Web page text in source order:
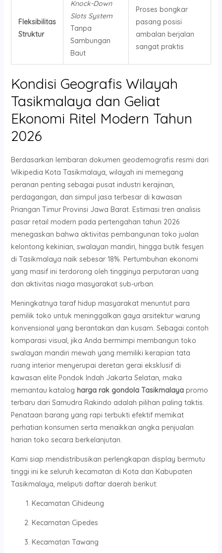
Fleksibilitas
Struktur
Knock-Down
Slots System
Tanpa
Sambungan
Baut
Proses bongkar
pasang posisi
ambalan berjalan
sangat praktis
Kondisi Geografis Wilayah
Tasikmalaya dan Geliat
Ekonomi Ritel Modern Tahun
2026
Berdasarkan lembaran dokumen geodemografis resmi dari
Wikipedia Kota Tasikmalaya, wilayah ini memegang
peranan penting sebagai pusat industri kerajinan,
perdagangan, dan simpul jasa terbesar di kawasan
Priangan Timur Provinsi Jawa Barat. Estimasi tren analisis
pasar retail modern pada pertengahan tahun 2026
menegaskan bahwa aktivitas pembangunan toko jualan
kelontong kekinian, swalayan mandiri, hingga butik fesyen
di Tasikmalaya naik sebesar 18%. Pertumbuhan ekonomi
yang masif ini terdorong oleh tingginya perputaran uang
dan aktivitas niaga masyarakat sub-urban.
Meningkatnya taraf hidup masyarakat menuntut para
pemilik toko untuk meninggalkan gaya arsitektur warung
konvensional yang berantakan dan kusam. Sebagai contoh
komparasi visual, jika Anda bermimpi membangun toko
swalayan mandiri mewah yang memiliki kerapian tata
ruang interior menyerupai deretan gerai eksklusif di
kawasan elite Pondok Indah Jakarta Selatan, maka
memantau katalog harga rak gondola Tasikmalayapromo
terbaru dari Samudra Rakindo adalah pilihan paling taktis.
Penataan barang yang rapi terbukti efektif memikat
perhatian konsumen serta menaikkan angka penjualan
harian toko secara berkelanjutan.
Kami siap mendistribusikan perlengkapan display bermutu
tinggi ini ke seluruh kecamatan di Kota dan Kabupaten
Tasikmalaya, meliputi daftar daerah berikut:
Kecamatan Cihideung
Kecamatan Cipedes
Kecamatan Tawang